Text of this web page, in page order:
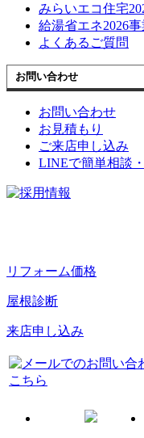
みらいエコ住宅
給湯省エネ2026事
よくあるご質問
お問い合わせ
お問い合わせ
お見積もり
ご来店申し込み
LINEで簡単相談
リフォーム価格
屋根診断
来店申し込み